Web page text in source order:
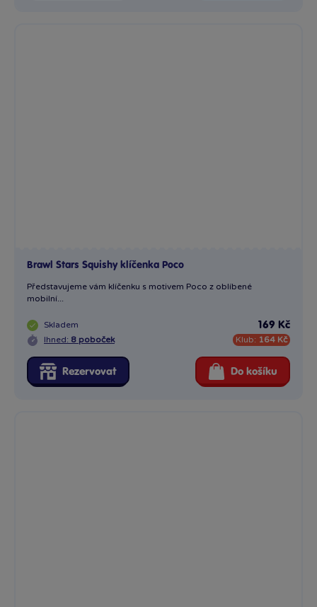
Brawl Stars Squishy klíčenka Poco
Představujeme vám klíčenku s motivem Poco z oblíbené
mobilní...
Skladem
Ihned: 8 poboček
169 Kč
Klub: 164 Kč
Rezervovat Do košíku